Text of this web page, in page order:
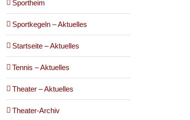
Sportheim
Sportkegeln – Aktuelles
Startseite – Aktuelles
Tennis – Aktuelles
Theater – Aktuelles
Theater-Archiv